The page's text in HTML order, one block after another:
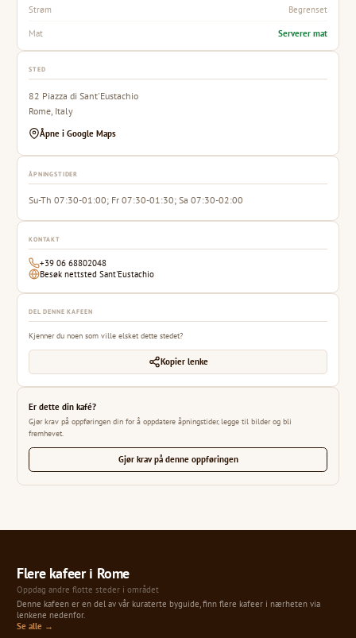
Strøm Begrenset
Mat Serverer mat
STED
82 Piazza di Sant'Eustachio
Rome, Italy
Åpne i Google Maps
ÅPNINGSTIDER
Su-Th 07:30-01:00; Fr 07:30-01:30; Sa 07:30-02:00
KONTAKT
+39 06 68802048
Besøk nettsted Sant'Eustachio
DEL DENNE KAFEEN
Kjenner du noen som ville elsket dette stedet?
Kopier lenke
Er dette din kafé?
Gjør krav på oppføringen din for å oppdatere åpningstider, legge til bilder og bli
fremhevet.
Gjør krav på denne oppføringen
Flere kafeer i Rome
Oppdag andre flotte steder i området
Denne kafeen er en del av vår kuraterte byguide, finn flere kafeer i nærheten via
lenkene nedenfor.
Se alle →